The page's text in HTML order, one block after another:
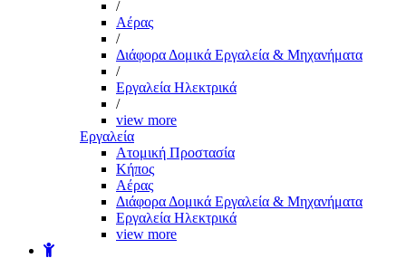
/
Αέρας
/
Διάφορα Δομικά Εργαλεία & Μηχανήματα
/
Εργαλεία Ηλεκτρικά
/
view more
Εργαλεία
Aτομική Προστασία
Kήπος
Αέρας
Διάφορα Δομικά Εργαλεία & Μηχανήματα
Εργαλεία Ηλεκτρικά
view more